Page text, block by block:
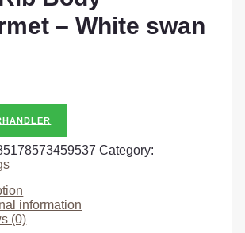
– White swan
Category:
information
(0)